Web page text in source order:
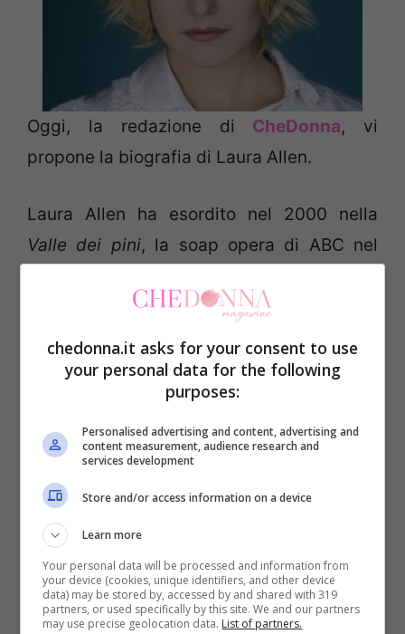
Oggi, la redazione di CheDonna, vi
propone la biografia di Laura Allen.
Laura Allen ha esordito nel 2000 nella
Valle dei pini, la soap opera di ABC nel
Stati Uniti nelle serie4400,Dirtdi FX e
Terriers – Cani scioltie, più di recente, in
Awakedella NBC con Jason Isaacs.
È apparsa anche in
Anatomy
vittime speciali
Tra i film:Mona Lisa Smile,From Within
chedonna.it asks for your consent to use
your personal data for the following
purposes:
Personalised advertising and content, advertising and
content measurement, audience research and
services development
Store and/or access information on a device
Learn more
Your personal data will be processed and information from
your device (cookies, unique identifiers, and other device
data) may be stored by, accessed by and shared with 319
partners, or used specifically by this site. We and our partners
may use precise geolocation data. List of partners.